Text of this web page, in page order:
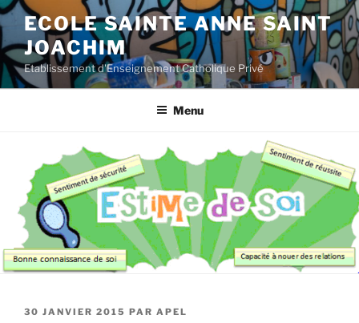
Aller
au
contenu
principal
ECOLE SAINTE ANNE SAINT
JOACHIM
Etablissement d'Enseignement Catholique Privé
Menu
PUBLIÉ
30 JANVIER 2015 PAR APEL